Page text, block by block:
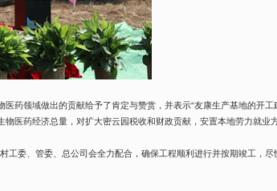
药领域做出的贡献给予了肯定与赞赏，并表示“友康生产基地的开工
医药经济总量，对扩大密云园税收和财政贡献，安置本地劳力就业
工委、管委、总公司会全力配合，确保工程顺利进行并按期竣工，尽